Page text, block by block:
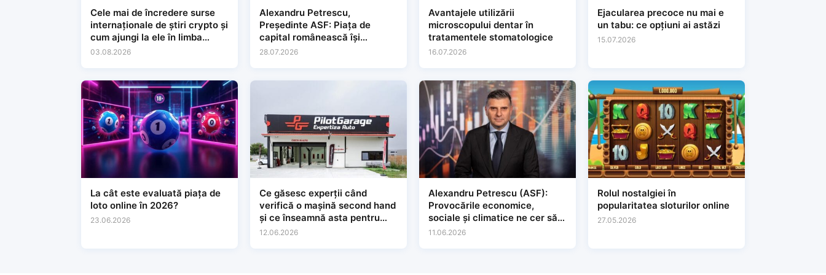
Cele mai de încredere surse
internaționale de știri crypto și
cum ajungi la ele în limba
română
03.08.2026
Alexandru Petrescu,
Președinte ASF: Piața de
capital românească își
lărgește baza și își
28.07.2026
Avantajele utilizării
microscopului dentar în
tratamentele stomatologice
16.07.2026
Ejacularea precoce nu mai e
un tabu: ce opțiuni ai astăzi
15.07.2026
La cât este evaluată piața de
loto online în 2026?
23.06.2026
Ce găsesc experții când
verifică o mașină second hand
și ce înseamnă asta pentru
tine
12.06.2026
Alexandru Petrescu (ASF):
Provocările economice,
sociale și climatice ne cer să
regândim modul în care
11.06.2026
Rolul nostalgiei în
popularitatea sloturilor online
27.05.2026